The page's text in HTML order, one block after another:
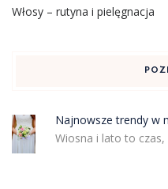
Włosy – rutyna i pielęgnacja
Najnowsze trendy w
Wiosna i lato to